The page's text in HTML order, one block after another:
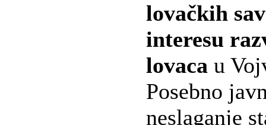
lovačkih
interesu
lovaca u
Posebno
neslaganje